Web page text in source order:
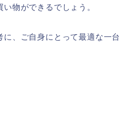
物ができるでしょう。
に、ご自身にとって最適な一台